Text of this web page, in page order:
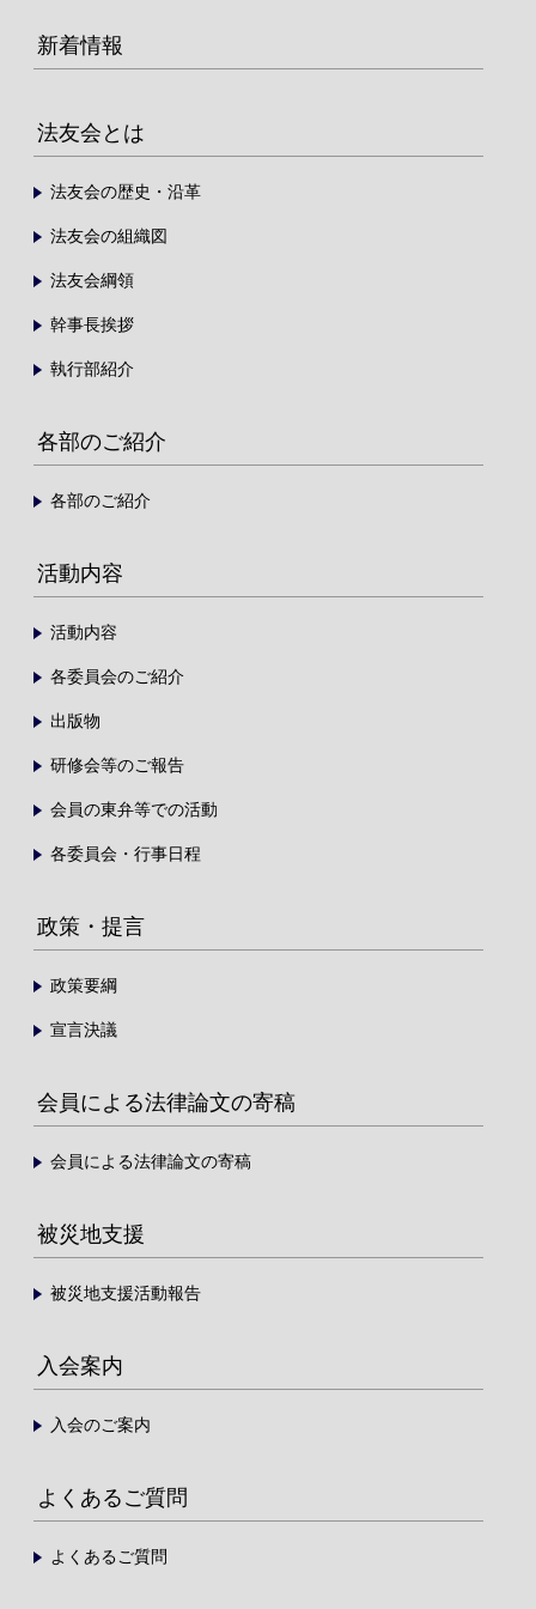
新着情報
法友会とは
法友会の歴史・沿革
法友会の組織図
法友会綱領
幹事長挨拶
執行部紹介
各部のご紹介
各部のご紹介
活動内容
活動内容
各委員会のご紹介
出版物
研修会等のご報告
会員の東弁等での活動
各委員会・行事日程
政策・提言
政策要綱
宣言決議
会員による法律論文の寄稿
会員による法律論文の寄稿
被災地支援
被災地支援活動報告
入会案内
入会のご案内
よくあるご質問
よくあるご質問